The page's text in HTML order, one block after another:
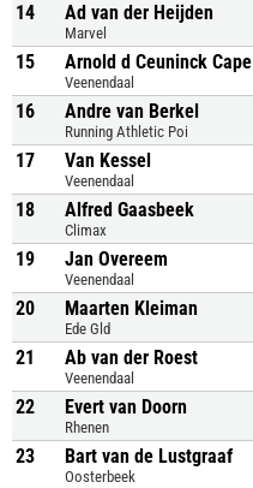
14 Ad van der Heijden
Marvel
15 Arnold d Ceuninck Cape
Veenendaal
16 Andre van Berkel
Running Athletic Poi
17 Van Kessel
Veenendaal
18 Alfred Gaasbeek
Climax
19 Jan Overeem
Veenendaal
20 Maarten Kleiman
Ede Gld
21 Ab van der Roest
Veenendaal
22 Evert van Doorn
Rhenen
23 Bart van de Lustgraaf
Oosterbeek